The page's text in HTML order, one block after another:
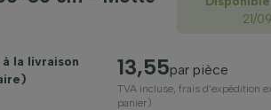
21/
la livraison
13,55par pièce
TVA incluse, frais d’expédition
panier)